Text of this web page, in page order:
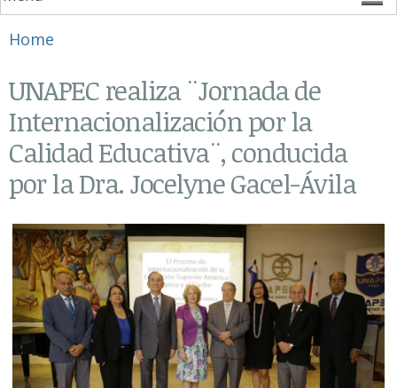
You are here
Home
UNAPEC realiza ¨Jornada de
Internacionalización por la
Calidad Educativa¨, conducida
por la Dra. Jocelyne Gacel-Ávila